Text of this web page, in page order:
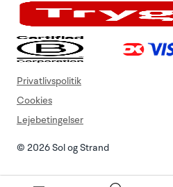
© 2026 Sol og Strand
Privatlivspolitik
Cookies
Lejebetingelser